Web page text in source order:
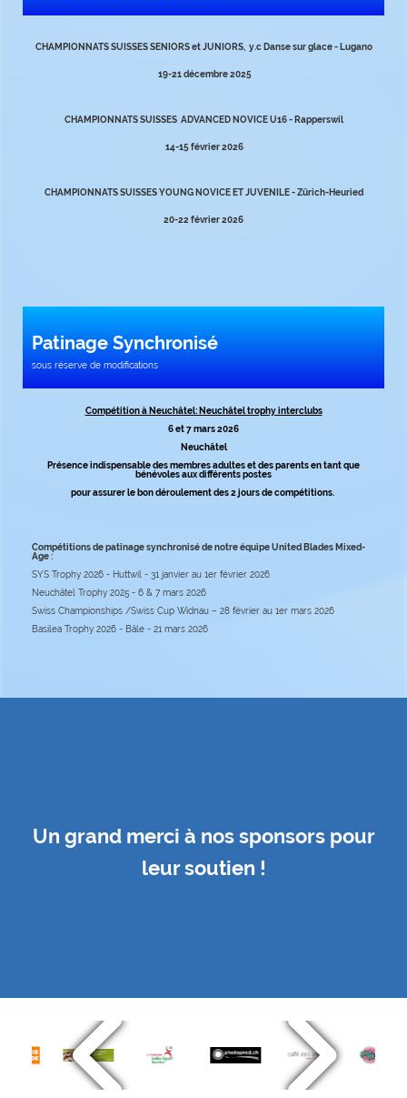
CHAMPIONNATS SUISSES SENIORS et JUNIORS, y.c Danse sur glace - Lugano
19-21 décembre 2025
CHAMPIONNATS SUISSES ADVANCED NOVICE U16 - Rapperswil
14-15 février 2026
CHAMPIONNATS SUISSES YOUNG NOVICE ET JUVENILE - Zürich-Heuried
20-22 février 2026
Patinage Synchronisé
sous réserve de modifications
Compétition à Neuchâtel: Neuchâtel trophy interclubs
6 et 7 mars 2026
Neuchâtel
Présence indispensable des membres adultes et des parents en tant que
bénévoles aux différents postes
pour assurer le bon déroulement des 2 jours de compétitions.
Compétitions de patinage synchronisé de notre équipe United Blades Mixed-
Age :
SYS Trophy 2026 - Huttwil - 31 janvier au 1er février 2026
Neuchâtel Trophy 2025 - 6 & 7 mars 2026
Swiss Championships /Swiss Cup Widnau – 28 février au 1er mars 2026
Basilea Trophy 2026 - Bâle - 21 mars 2026
Un grand merci à nos sponsors pour
leur soutien !